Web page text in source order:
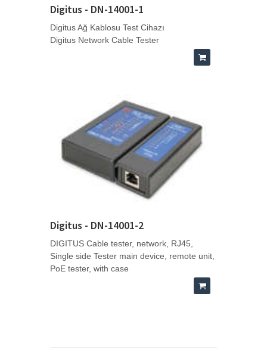
Digitus - DN-14001-1
Digitus Ağ Kablosu Test Cihazı
Digitus Network Cable Tester
Digitus - DN-14001-2
DIGITUS Cable tester, network, RJ45,
Single side Tester main device, remote unit,
PoE tester, with case